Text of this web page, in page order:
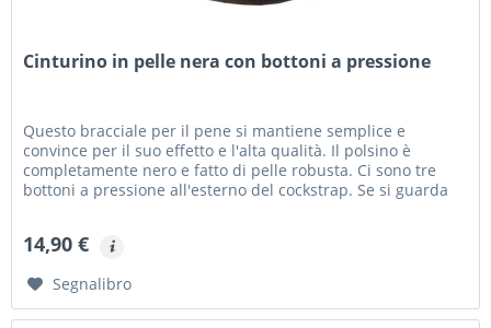
Cinturino in pelle nera con bottoni a pressione
Questo bracciale per il pene si mantiene semplice e
convince per il suo effetto e l'alta qualità. Il polsino è
completamente nero e fatto di pelle robusta. Ci sono tre
bottoni a pressione all'esterno del cockstrap. Se si guarda
14,90 €
Segnalibro